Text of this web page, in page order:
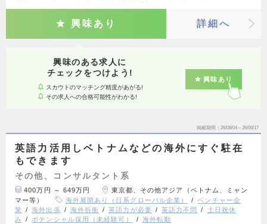
興味あり 詳細へ
興味のある求人に
チェックをつけよう!
スカウトのマッチング精度があがる!
その求人への合格可能性がわかる!
興味あり
掲載期間 26/08/04～26/08/17
英語力活用しベトナムなどの海外にすぐ駐在
もできます
その他、コンサルタント系
400万円 ～ 649万円
東京都、その他アジア（ベトナム、ミャン
マー等）
海外展開あり（日系グローバル企業）
ベンチャー企
業
海外出張 海外折衝 英語力が必要 英語力不問
土日祝休
み
ポテンシャル採用（未経験可） 海外転勤